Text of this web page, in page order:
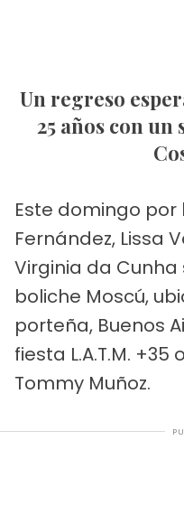
Un regreso esperado: Bandana celebró
25 años con un
Este domingo por
Fernández, Lissa
Virginia da Cunha
boliche Moscú,
porteña, Buenos
fiesta L.A.T.M.
Tommy Muñoz.